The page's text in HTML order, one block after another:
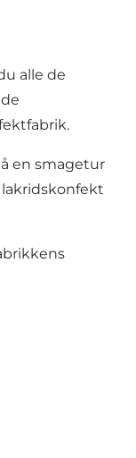
alle de
en smagetur